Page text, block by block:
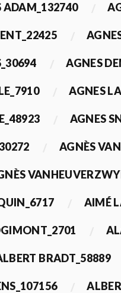
ADAM_132740
AGNES
AGNES
AGNES
AGNÈS
AIMÉ
BRADT_58889